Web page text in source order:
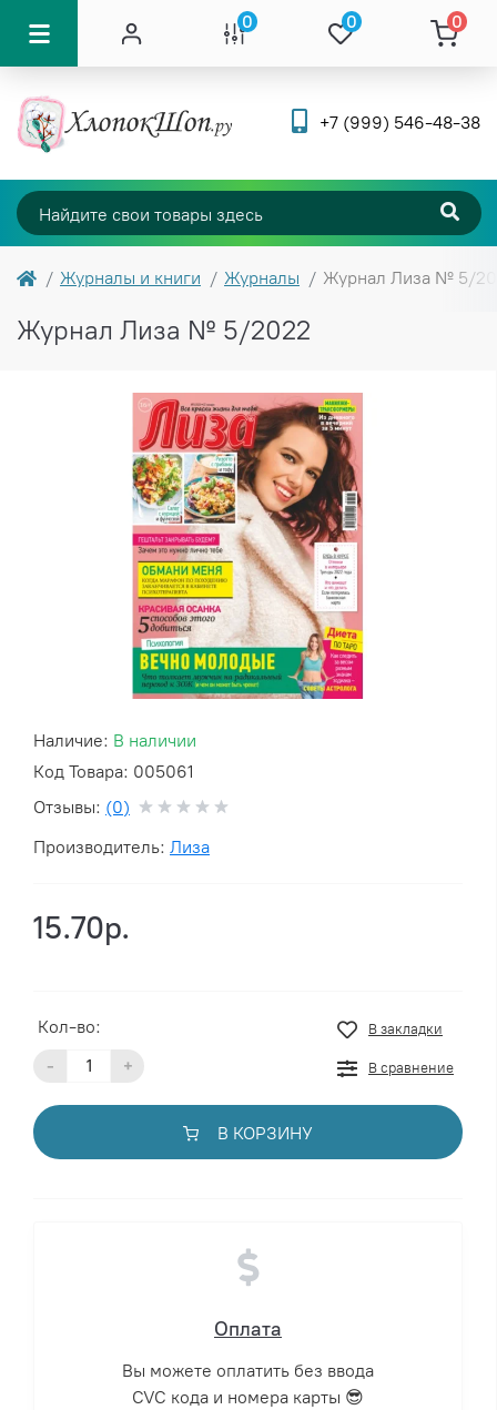
0 0 0
+7 (999) 546-48-38
Журналы и книги Журналы Журнал Лиза № 5/
Журнал Лиза № 5/2022
Наличие: В наличии
Код Товара: 005061
Отзывы: (0)
Производитель: Лиза
15.70р.
Кол-во:
- +
В закладки
В сравнение
В КОРЗИНУ
Оплата
Вы можете оплатить без ввода
CVC кода и номера карты 😎